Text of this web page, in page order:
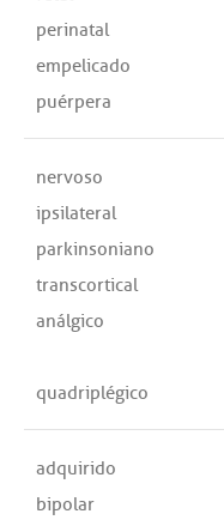
perinatal
empelicado
puérpera
nervoso
ipsilateral
parkinsoniano
transcortical
análgico
quadriplégico
adquirido
bipolar